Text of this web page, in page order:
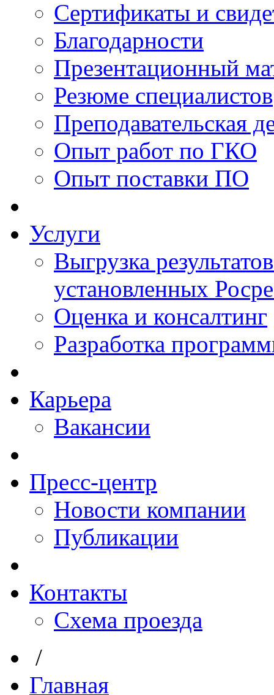
Сертификаты и
Благодарности
Презентационный
Резюме специалистов
Преподавательская
Опыт работ по ГКО
Опыт поставки ПО
Услуги
Выгрузка
установленных
Оценка и консалтинг
Разработка
Карьера
Вакансии
Пресс-центр
Новости компании
Публикации
Контакты
Схема проезда
/
Главная